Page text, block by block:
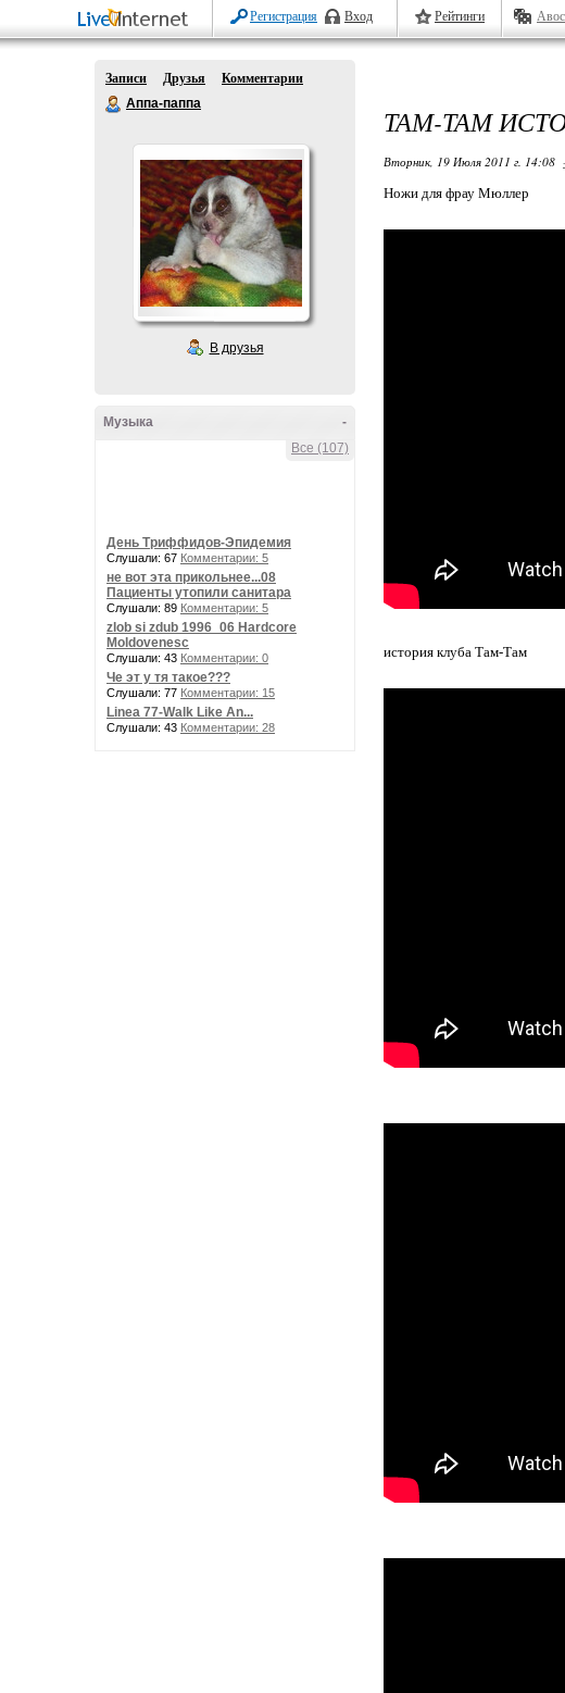
Регистрация Вход Рейтинги
Записи Друзья
Комментарии
Аппа-паппа
В друзья
-
Музыка
Все (107)
День Триффидов-Эпидемия
Слушали: 67 Комментарии: 5
не вот эта прикольнее...08
Пациенты утопили санитара
Слушали: 89 Комментарии: 5
zlob si zdub 1996_06 Hardcore
Moldovenesc
Слушали: 43 Комментарии: 0
Че эт у тя такое???
Слушали: 77 Комментарии: 15
Linea 77-Walk Like An...
Слушали: 43 Комментарии: 28
ТАМ-ТАМ
Вторник, 19 Июля 2011 г. 14:08
Ножи для фрау Мюллер
история клуба Там-Там